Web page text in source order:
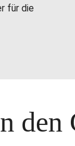
für die
den